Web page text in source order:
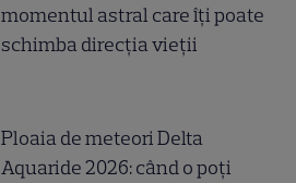
momentul astral care îți poate
schimba direcția vieții
Ploaia de meteori Delta
Aquaride 2026: când o poți